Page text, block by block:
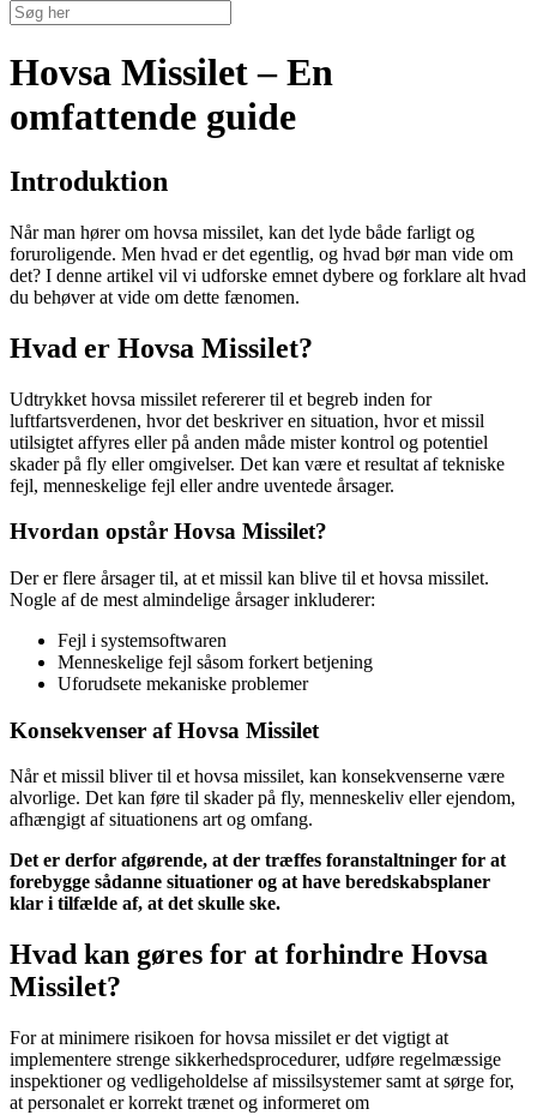
Hovsa Missilet – En
omfattende guide
Introduktion
Når man hører om hovsa missilet, kan det lyde både farligt og
foruroligende. Men hvad er det egentlig, og hvad bør man vide om
det? I denne artikel vil vi udforske emnet dybere og forklare alt hvad
du behøver at vide om dette fænomen.
Hvad er Hovsa Missilet?
Udtrykket hovsa missilet refererer til et begreb inden for
luftfartsverdenen, hvor det beskriver en situation, hvor et missil
utilsigtet affyres eller på anden måde mister kontrol og potentiel
skader på fly eller omgivelser. Det kan være et resultat af tekniske
fejl, menneskelige fejl eller andre uventede årsager.
Hvordan opstår Hovsa Missilet?
Der er flere årsager til, at et missil kan blive til et hovsa missilet.
Nogle af de mest almindelige årsager inkluderer:
Fejl i systemsoftwaren
Menneskelige fejl såsom forkert betjening
Uforudsete mekaniske problemer
Konsekvenser af Hovsa Missilet
Når et missil bliver til et hovsa missilet, kan konsekvenserne være
alvorlige. Det kan føre til skader på fly, menneskeliv eller ejendom,
afhængigt af situationens art og omfang.
Det er derfor afgørende, at der træffes foranstaltninger for at
forebygge sådanne situationer og at have beredskabsplaner
klar i tilfælde af, at det skulle ske.
Hvad kan gøres for at forhindre Hovsa
Missilet?
For at minimere risikoen for hovsa missilet er det vigtigt at
implementere strenge sikkerhedsprocedurer, udføre regelmæssige
inspektioner og vedligeholdelse af missilsystemer samt at sørge for,
at personalet er korrekt trænet og informeret om